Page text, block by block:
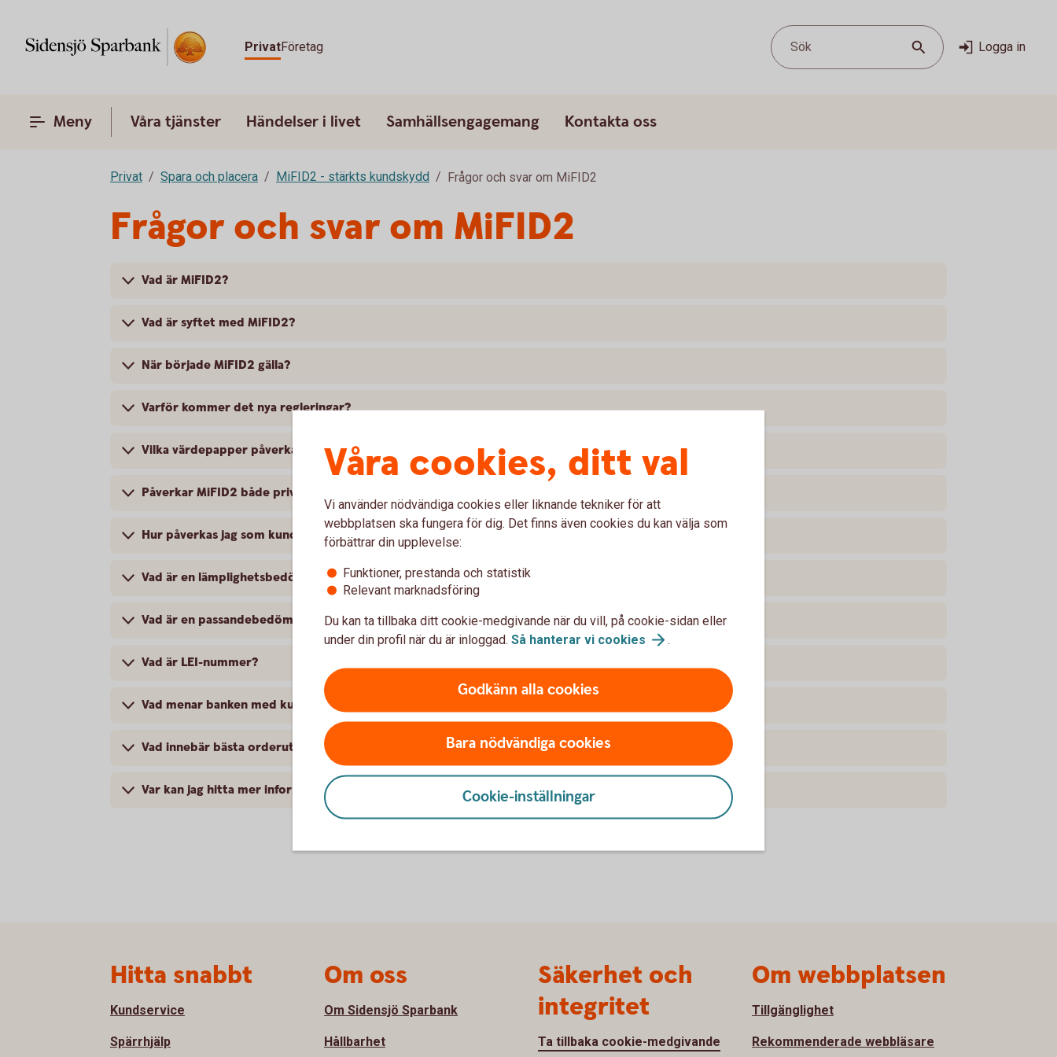
PrivatFöretag Sök Logga in
Meny Våra tjänster Händelser i livet Samhällsengagemang Kontakta oss
Privat Spara och placera MiFID2 - stärkts kundskydd Frågor och svar om MiFID2
Frågor och svar om MiFID2
Vad är MiFID2?
Vad är syftet med MiFID2?
När började MiFID2 gälla?
Varför kommer det nya regleringar?
Vilka värdepapper påverkas av den nya regleringen?
Påverkar MiFID2 både privatpersoner och företag?
Hur påverkas jag som kund av den nya regleringen?
Vad är en lämplighetsbedömning?
Vad är en passandebedömning?
Vad är LEI-nummer?
Vad menar banken med kundskydd?
Vad innebär bästa orderutförande (best execution)?
Var kan jag hitta mer information om MiFID2?
Våra cookies, ditt val
Vi använder nödvändiga cookies eller liknande tekniker för att
webbplatsen ska fungera för dig. Det finns även cookies du kan välja som
förbättrar din upplevelse:
Funktioner, prestanda och statistik
Relevant marknadsföring
Du kan ta tillbaka ditt cookie-medgivande när du vill, på cookie-sidan eller
under din profil när du är inloggad. Så hanterar vi cookies .
Godkänn alla cookies
Bara nödvändiga cookies
Cookie-inställningar
Hitta snabbt
Kundservice
Spärrhjälp
Om oss
Om Sidensjö Sparbank
Hållbarhet
Säkerhet och
integritet
Ta tillbaka cookie-medgivande
Om webbplatsen
Tillgänglighet
Rekommenderade webbläsare